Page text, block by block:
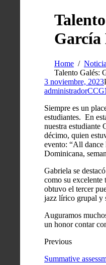
Home
Talento Galés:
3 noviembre, 2023
administradorCCG
Siempre es un
estudiantes. En
nuestra estudiante
décimo, quien
evento: “All dance
Dominicana,
Gabriela se
como su excelente
obtuvo el tercer
jazz lírico grupal y
Auguramos
un honor contar
Previous
Summative